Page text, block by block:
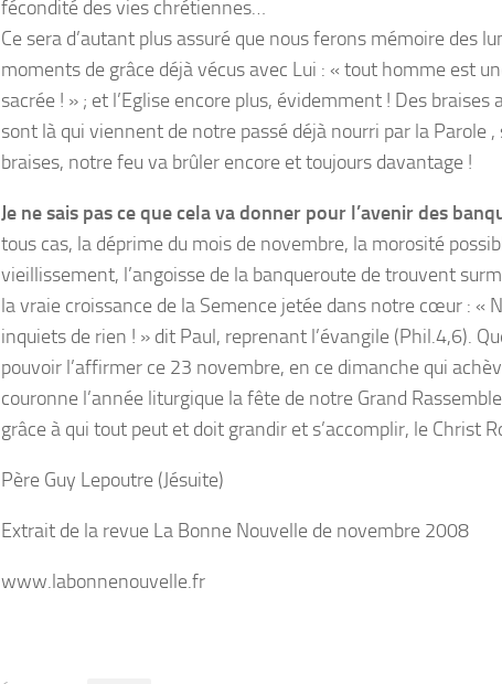
fécondité des vies chrétiennes…
Ce sera d’autant plus assuré que nous ferons mémoire des
moments de grâce déjà vécus avec Lui : « tout homme est
sacrée ! » ; et l’Eglise encore plus, évidemment ! Des braises
sont là qui viennent de notre passé déjà nourri par la Parole ,
braises, notre feu va brûler encore et toujours davantage !
Je ne sais pas ce que cela va donner pour l’avenir des
tous cas, la déprime du mois de novembre, la morosité
vieillissement, l’angoisse de la banqueroute de trouvent
la vraie croissance de la Semence jetée dans notre cœur : «
inquiets de rien ! » dit Paul, reprenant l’évangile (Phil.4,6).
pouvoir l’affirmer ce 23 novembre, en ce dimanche qui
couronne l’année liturgique la fête de notre Grand
grâce à qui tout peut et doit grandir et s’accomplir, le Christ
Père Guy Lepoutre (Jésuite)
Extrait de la revue La Bonne Nouvelle de novembre 2008
www.labonnenouvelle.fr